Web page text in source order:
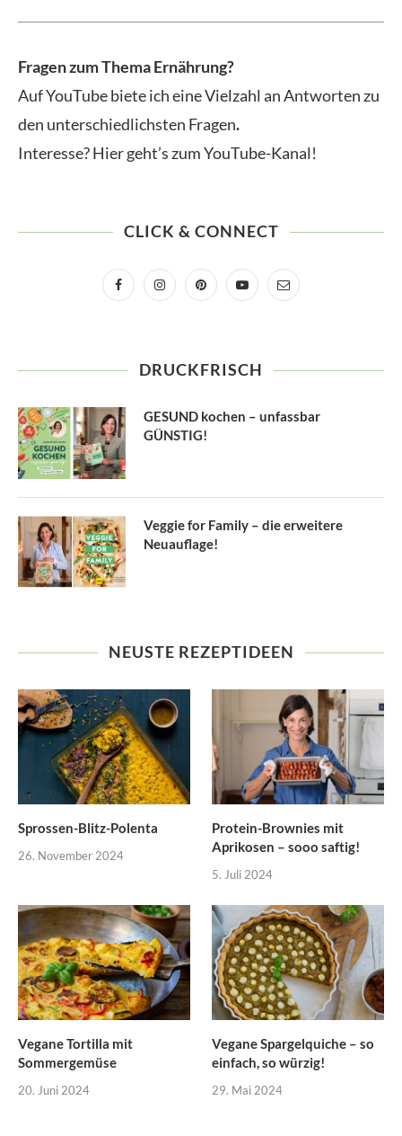
Fragen zum Thema Ernährung?
Auf YouTube biete ich eine Vielzahl an Antworten zu
den unterschiedlichsten Fragen.
Interesse? Hier geht’s zum YouTube-Kanal!
CLICK & CONNECT
DRUCKFRISCH
GESUND kochen – unfassbar
GÜNSTIG!
Veggie for Family – die erweitere
Neuauflage!
NEUSTE REZEPTIDEEN
Sprossen-Blitz-Polenta
26. November 2024
Protein-Brownies mit
Aprikosen – sooo saftig!
5. Juli 2024
Vegane Tortilla mit
Sommergemüse
20. Juni 2024
Vegane Spargelquiche – so
einfach, so würzig!
29. Mai 2024